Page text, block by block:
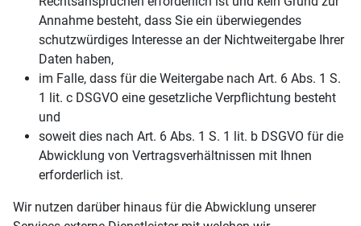
Annahme besteht, dass Sie ein überwiegendes
schutzwürdiges Interesse an der Nichtweitergabe Ihrer
Daten haben,
im Falle, dass für die Weitergabe nach Art. 6 Abs. 1 S.
1 lit. c DSGVO eine gesetzliche Verpflichtung besteht
und
soweit dies nach Art. 6 Abs. 1 S. 1 lit. b DSGVO für die
Abwicklung von Vertragsverhältnissen mit Ihnen
erforderlich ist.
Wir nutzen darüber hinaus für die Abwicklung unserer